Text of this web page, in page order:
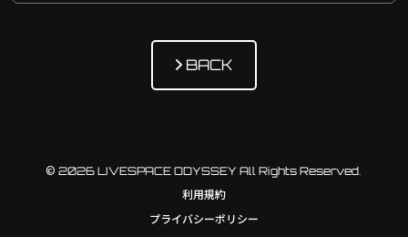
BACK
© 2026 LIVESPACE ODYSSEY All Rights Reserved.
利用規約
プライバシーポリシー